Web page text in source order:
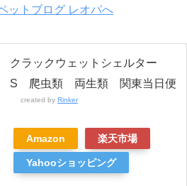
クラックウェットシェルター
S 爬虫類 両生類 関東当日便
created by Rinker
Amazon 楽天市場
Yahooショッピング